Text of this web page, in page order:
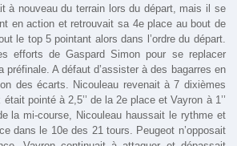
à nouveau du terrain lors du départ, mais il se
en action et retrouvait sa 4e place au bout de
le top 5 pointant alors dans l’ordre du départ.
efforts de Gaspard Simon pour se replacer
préfinale. A défaut d’assister à des bagarres en
des écarts. Nicouleau revenait à 7 dixièmes
pointé à 2,5’’ de la 2e place et Vayron à 1’’
la mi-course, Nicouleau haussait le rythme et
dans le 10e des 21 tours. Peugeot n’opposait